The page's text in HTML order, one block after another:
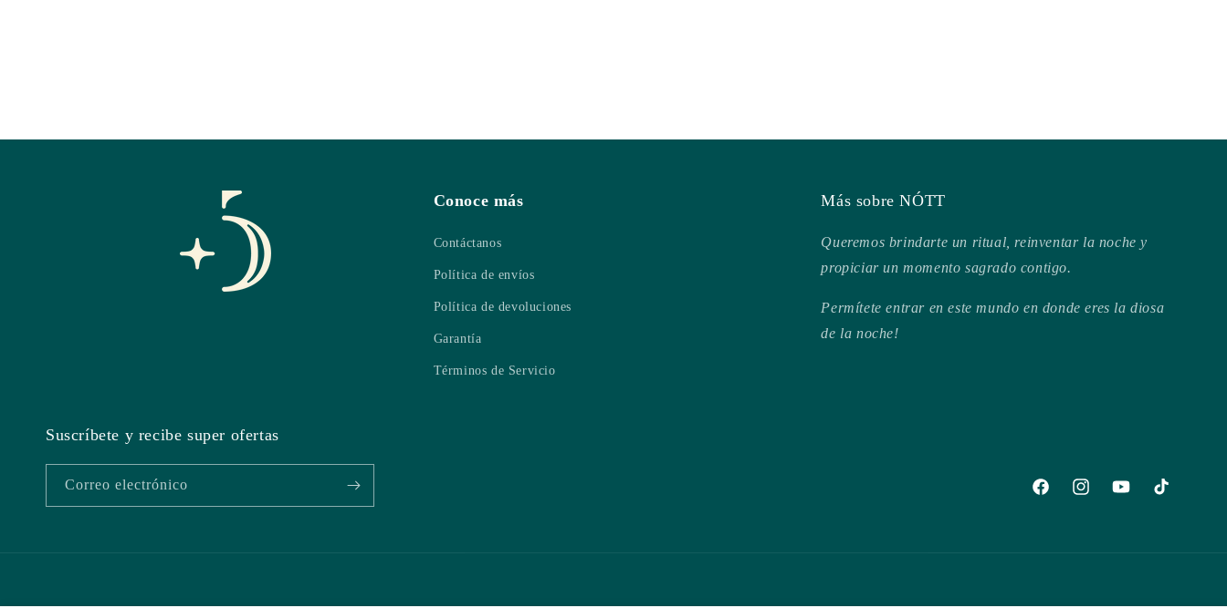
Conoce más
Contáctanos
Política de envíos
Política de devoluciones
Garantía
Términos de Servicio
Más sobre NÓTT
Queremos brindarte un ritual, reinventar la noche y
propiciar un momento sagrado contigo.
Permítete entrar en este mundo en donde eres la diosa
de la noche!
Suscríbete y recibe super ofertas
Correo electrónico
FacebookInstagramYouTubeTikTok